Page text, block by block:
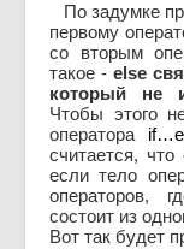
По задумке
первому
со вторым
такое - else
который не
Чтобы этого
оператора
считается,
если тело
операторов,
состоит из
Вот так будет